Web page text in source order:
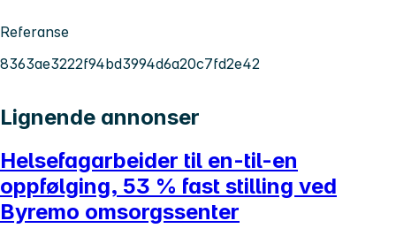
Referanse
8363ae3222f94bd3994d6a20c7fd2e42
Lignende annonser
Helsefagarbeider til en-til-en
oppfølging, 53 % fast stilling ved
Byremo omsorgssenter